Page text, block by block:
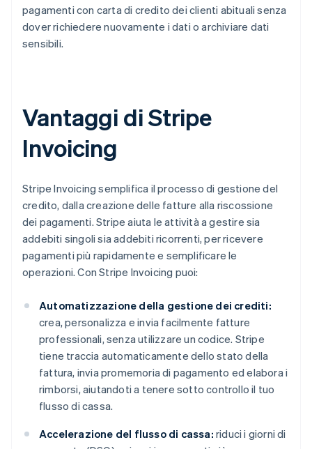
pagamenti con carta di credito dei clienti abituali senza
dover richiedere nuovamente i dati o archiviare dati
sensibili.
Vantaggi di Stripe
Invoicing
Stripe Invoicing semplifica il processo di gestione del
credito, dalla creazione delle fatture alla riscossione
dei pagamenti. Stripe aiuta le attività a gestire sia
addebiti singoli sia addebiti ricorrenti, per ricevere
pagamenti più rapidamente e semplificare le
operazioni. Con Stripe Invoicing puoi:
Automatizzazione della gestione dei crediti:
crea, personalizza e invia facilmente fatture
professionali, senza utilizzare un codice. Stripe
tiene traccia automaticamente dello stato della
fattura, invia promemoria di pagamento ed elabora i
rimborsi, aiutandoti a tenere sotto controllo il tuo
flusso di cassa.
Accelerazione del flusso di cassa: riduci i giorni di